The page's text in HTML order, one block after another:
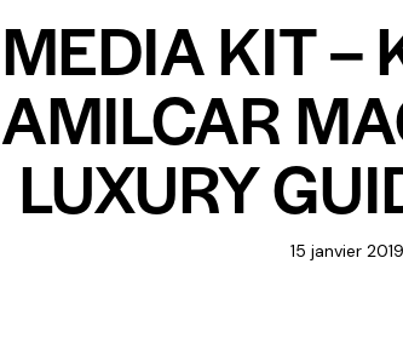
MEDIA KIT –
AMILCAR
LUXURY
15 janvier 2019